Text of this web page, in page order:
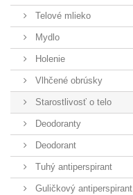
Telové mlieko
Mydlo
Holenie
Vlhčené obrúsky
Starostlivosť o telo
Deodoranty
Deodorant
Tuhý antiperspirant
Guličkový antiperspirant